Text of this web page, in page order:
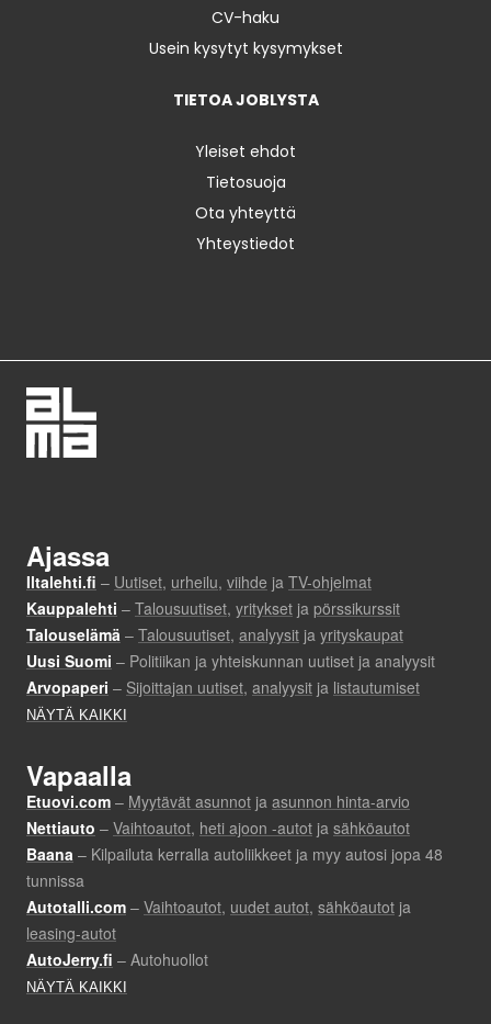
CV-haku
Usein kysytyt kysymykset
TIETOA JOBLYSTA
Yleiset ehdot
Tietosuoja
Ota yhteyttä
Yhteystiedot